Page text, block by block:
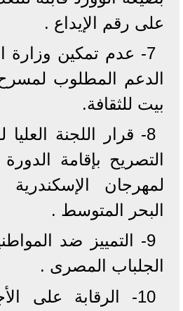
على رقم الإيداع .
7- عدم تمكين وزارة
الدعم المطلوب
بيت للثقافة.
8- قرار اللجنة
التصريح بإقامة الدورة
لمهرجان الإسكندرية
البحر المتوسط .
9- التمييز ضد
الجلباب المصرى .
10- الرقابة على